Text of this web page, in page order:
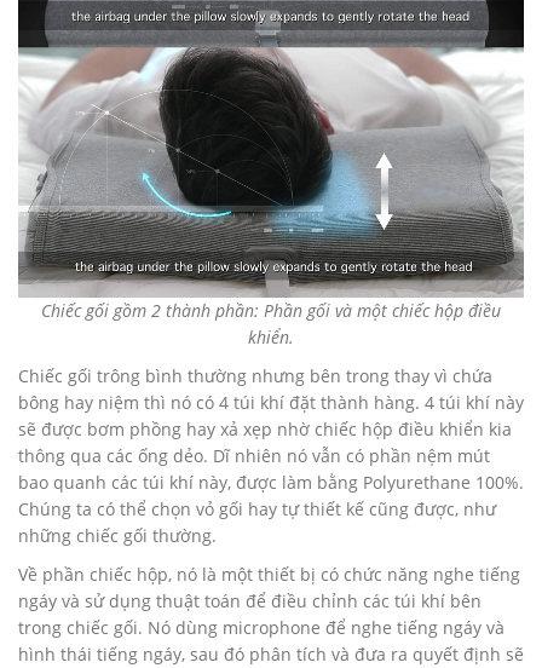
Chiếc gối gồm 2 thành phần: Phần gối và một chiếc hộp điều
khiển.
Chiếc gối trông bình thường nhưng bên trong thay vì chứa
bông hay niệm thì nó có 4 túi khí đặt thành hàng. 4 túi khí này
sẽ được bơm phồng hay xả xẹp nhờ chiếc hộp điều khiển kia
thông qua các ống dẻo. Dĩ nhiên nó vẫn có phần nệm mút
bao quanh các túi khí này, được làm bằng Polyurethane 100%.
Chúng ta có thể chọn vỏ gối hay tự thiết kế cũng được, như
những chiếc gối thường.
Về phần chiếc hộp, nó là một thiết bị có chức năng nghe tiếng
ngáy và sử dụng thuật toán để điều chỉnh các túi khí bên
trong chiếc gối. Nó dùng microphone để nghe tiếng ngáy và
hình thái tiếng ngáy, sau đó phân tích và đưa ra quyết định sẽ